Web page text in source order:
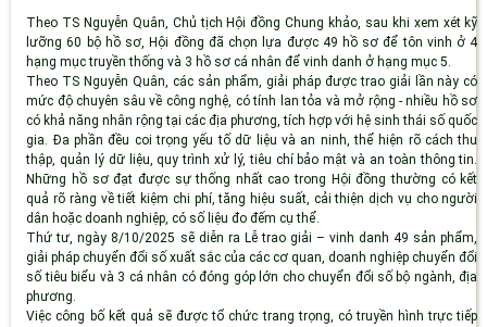
Theo TS Nguyễn Quân, Chủ tịch Hội đồng Chung khảo, sau khi xem xét kỹ
lưỡng 60 bộ hồ sơ, Hội đồng đã chọn lựa được 49 hồ sơ để tôn vinh ở 4
hạng mục truyền thống và 3 hồ sơ cá nhân để vinh danh ở hạng mục 5.
Theo TS Nguyễn Quân, các sản phẩm, giải pháp được trao giải lần này có
mức độ chuyên sâu về công nghệ, có tính lan tỏa và mở rộng - nhiều hồ sơ
có khả năng nhân rộng tại các địa phương, tích hợp với hệ sinh thái số quốc
gia. Đa phần đều coi trọng yếu tố dữ liệu và an ninh, thể hiện rõ cách thu
thập, quản lý dữ liệu, quy trình xử lý, tiêu chí bảo mật và an toàn thông tin.
Những hồ sơ đạt được sự thống nhất cao trong Hội đồng thường có kết
quả rõ ràng về tiết kiệm chi phí, tăng hiệu suất, cải thiện dịch vụ cho người
dân hoặc doanh nghiệp, có số liệu đo đếm cụ thể.
Thứ tư, ngày 8/10/2025 sẽ diễn ra Lễ trao giải – vinh danh 49 sản phẩm,
giải pháp chuyển đổi số xuất sắc của các cơ quan, doanh nghiệp chuyển đổi
số tiêu biểu và 3 cá nhân có đóng góp lớn cho chuyển đổi số bộ ngành, địa
phương.
Việc công bố kết quả sẽ được tổ chức trang trọng, có truyền hình trực tiếp